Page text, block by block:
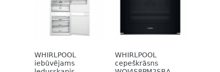
WHIRLPOOL
iebūvējams
WHIRLPOOL
cepeškrāsns